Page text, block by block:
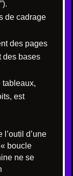
de cadrage
des pages
des bases
tableaux,
est
d’une
boucle
ne se